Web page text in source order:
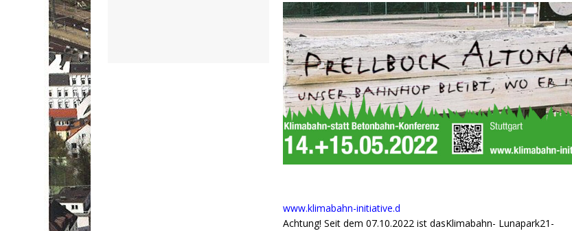
www.klimabahn-initiative.d
Achtung! Seit dem 07.10.2022 ist dasKlimabahn- Lunapark21-